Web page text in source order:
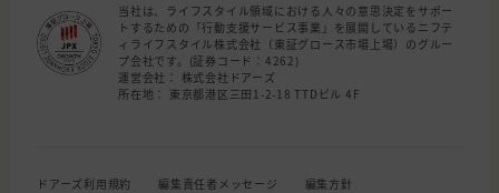
当社は、ライフスタイル領域における人々の意思決定をサポー
トするための「行動支援サービス事業」を展開しているニフテ
ィライフスタイル株式会社（東証グロース市場上場）のグルー
プ会社です。(証券コード：4262)
運営会社： 株式会社ドアーズ
所在地： 東京都港区三田1-2-18 TTDビル 4F
ドアーズ利用規約 編集責任者メッセージ 編集方針